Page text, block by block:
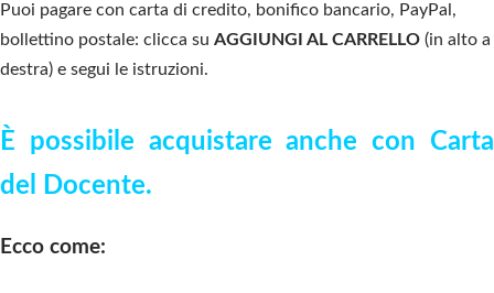
Puoi pagare con carta di credito, bonifico bancario, PayPal,
bollettino postale: clicca su AGGIUNGI AL CARRELLO (in alto a
destra) e segui le istruzioni.
È possibile acquistare anche con Carta
del Docente.
Ecco come: